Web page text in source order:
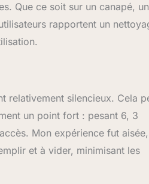
vapeur peut être nettoyé
【Ensemble d'accessoires】
mode d'emploi*1, carte de
support de tuyau*1, gant
noter : Le mode de repassage
de 1900 W, tandis que le
Que ce soit sur un canapé,
rapportent un
relativement silencieux. Cela
un point fort : pesant 6, 3
Mon expérience fut
et à vider, minimisant les